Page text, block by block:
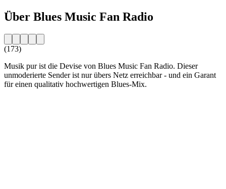
Über Blues Music Fan Radio
(173)
Musik pur ist die Devise von Blues Music Fan Radio. Dieser
unmoderierte Sender ist nur übers Netz erreichbar - und ein Garant
für einen qualitativ hochwertigen Blues-Mix.